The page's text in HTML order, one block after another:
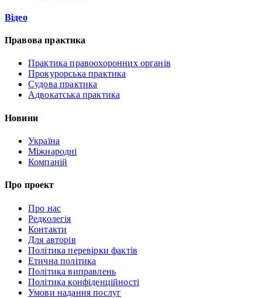
Відео
Правова практика
Практика правоохоронних органів
Прокурорська практика
Судова практика
Адвокатська практика
Новини
Україна
Міжнародні
Компаній
Про проект
Про нас
Редколегія
Контакти
Для авторів
Політика перевірки фактів
Етична політика
Політика виправлень
Політика конфіденційності
Умови надання послуг